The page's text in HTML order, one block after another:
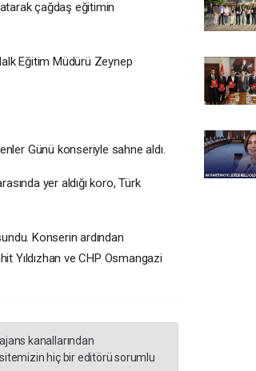
çağdaş eğitimin
Eğitim Müdürü Zeynep
Günü konseriyle sahne aldı.
yer aldığı koro, Türk
Konserin ardından
Yıldızhan ve CHP Osmangazi
kanallarından
hiç bir editörü sorumlu